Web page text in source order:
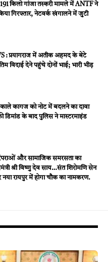
किलो गांजा तस्करी मामले में ANTF ने
गिरफ्तार, नेटवर्क खंगालने में जुटी
: प्रयागराज में अतीक अहमद के बेटे
विदाई देने पहुंचे दोनों भाई; भारी भीड़
कागज को नोट में बदलने का दावा
डिमांड के बाद पुलिस ने मास्टरमाइंड
और सामाजिक समरसता का
श्री विष्णु देव साय…संत शिरोमणि सेन
नया रायपुर में होगा चौक का नामकरण.